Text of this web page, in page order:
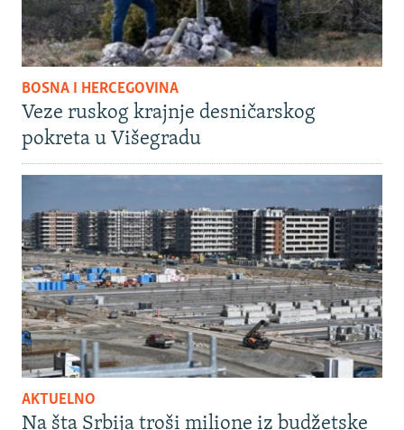
BOSNA I HERCEGOVINA
Veze ruskog krajnje desničarskog
pokreta u Višegradu
AKTUELNO
Na šta Srbija troši milione iz budžetske